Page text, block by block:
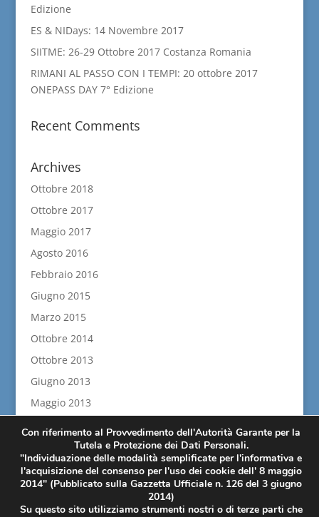
Edizione
ES & NIDays: 14 Novembre 2017
SIITME: 26-29 Ottobre 2017 Costanza Romania
RIMANI AL PASSO CON I TEMPI: 20 ottobre 2017
ONEPASS DAY 7° Edizione
Recent Comments
Archives
Ottobre 2018
Ottobre 2017
Maggio 2017
Agosto 2016
Febbraio 2016
Giugno 2015
Marzo 2015
Ottobre 2014
Ottobre 2013
Giugno 2013
Maggio 2013
Febbraio 2013
Novembre 2012
Luglio 2012
Con riferimento al Provvedimento dell'Autorità Garante per la
Tutela e Protezione dei Dati Personali.
"Individuazione delle modalità semplificate per l'informativa e
l'acquisizione del consenso per l'uso dei cookie dell' 8 maggio
2014" (Pubblicato sulla Gazzetta Ufficiale n. 126 del 3 giugno
2014)
Su questo sito utilizziamo strumenti nostri o di terze parti che